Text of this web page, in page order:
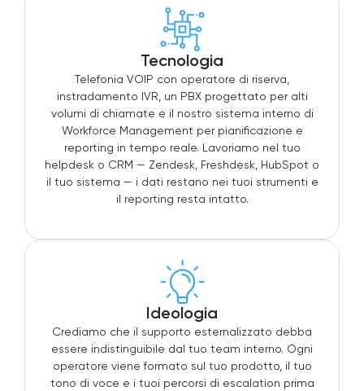
Tecnologia
Telefonia VOIP con operatore di riserva,
instradamento IVR, un PBX progettato per alti
volumi di chiamate e il nostro sistema interno di
Workforce Management per pianificazione e
reporting in tempo reale. Lavoriamo nel tuo
helpdesk o CRM — Zendesk, Freshdesk, HubSpot o
il tuo sistema — i dati restano nei tuoi strumenti e
il reporting resta intatto.
Ideologia
Crediamo che il supporto esternalizzato debba
essere indistinguibile dal tuo team interno. Ogni
operatore viene formato sul tuo prodotto, il tuo
tono di voce e i tuoi percorsi di escalation prima